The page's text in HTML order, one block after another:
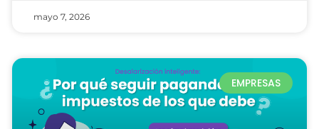
mayo 7, 2026
EMPRESAS